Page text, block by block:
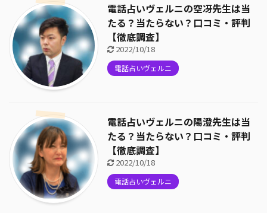
電話占いヴェルニの空冴先生は当
たる？当たらない？口コミ・評判
【徹底調査】
2022/10/18
電話占いヴェルニ
電話占いヴェルニの陽澄先生は当
たる？当たらない？口コミ・評判
【徹底調査】
2022/10/18
電話占いヴェルニ